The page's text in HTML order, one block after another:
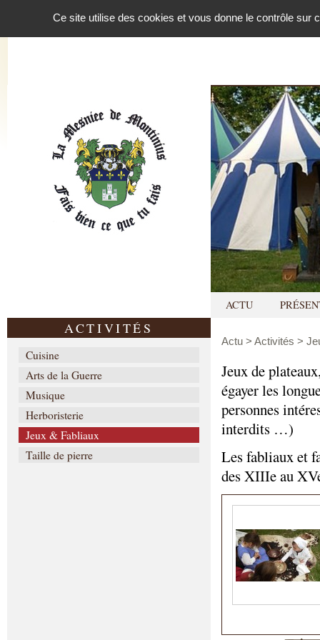
ACTU
ACTIVITÉS
Cuisine
Arts de la Guerre
Musique
Herboristerie
Jeux & Fabliaux
Taille de pierre
Actu > Activités >
Jeux de
égayer les
personnes
interdits …)
Les fabliaux et
des XIIIe au
Ce site utilise des cookies et vous donne le contrôle sur